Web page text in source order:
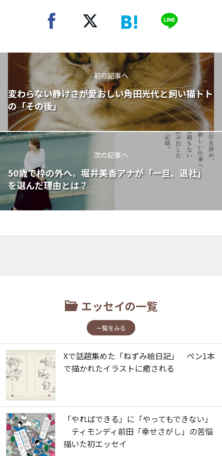
前の記事へ
変わらない静けさが愛おしい――角田光代と飼い猫トト
の「その後」
次の記事へ
50歳で枠の外へ。堀井美香アナが「一旦、退社」
を選んだ理由とは？
エッセイの一覧
一覧をみる
Xで話題集めた「ねずみ絵日記」 ペン1本
で描かれたイラストに癒される
「やればできる」に「やってもできない」
ティモンディ前田「幸せさがし」の苦悩
描いた初エッセイ